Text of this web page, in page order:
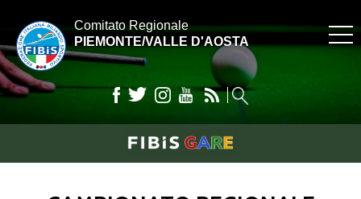
Comitato Regionale
PIEMONTE/VALLE D'AOSTA